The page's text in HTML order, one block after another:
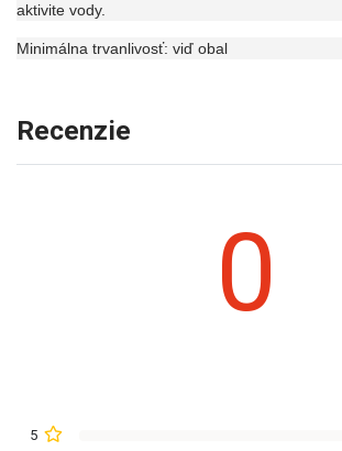
aktivite vody.
Minimálna trvanlivosť: viď obal
Recenzie
0
5